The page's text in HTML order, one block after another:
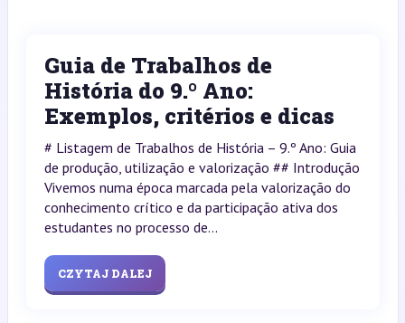
Guia de Trabalhos de
História do 9.º Ano:
Exemplos, critérios e dicas
# Listagem de Trabalhos de História – 9.º Ano: Guia
de produção, utilização e valorização ## Introdução
Vivemos numa época marcada pela valorização do
conhecimento crítico e da participação ativa dos
estudantes no processo de...
CZYTAJ DALEJ